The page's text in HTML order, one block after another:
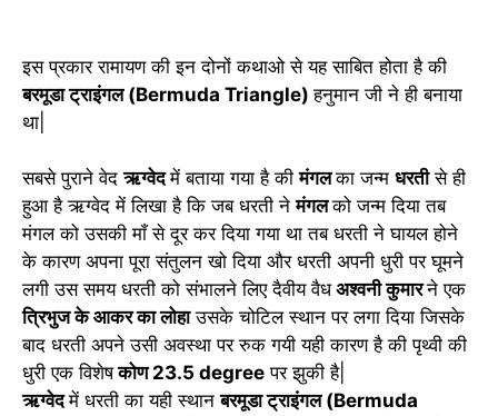
इस प्रकार रामायण की इन दोनों कथाओ से यह साबित होता है की
बरमूडा ट्राइंगल (Bermuda Triangle)हनुमान जी ने ही बनाया
था|
सबसे पुराने वेदऋग्वेदमें बताया गया है कीमंगलका जन्म धरतीसे ही
हुआ है ऋग्वेद में लिखा है कि जब धरती नेमंगलको जन्म दिया तब
मंगल को उसकी माँ से दूर कर दिया गया था तब धरती ने घायल होने
के कारण अपना पूरा संतुलन खो दिया और धरती अपनी धुरी पर घूमने
लगी उस समय धरती को संभालने लिए दैवीय वैधअश्वनी कुमारने एक
त्रिभुज के आकर का लोहाउसके चोटिल स्थान पर लगा दिया जिसके
बाद धरती अपने उसी अवस्था पर रुक गयी यही कारण है की पृथ्वी की
धुरी एक विशेषकोण 23.5 degree पर झुकी है|
ऋग्वेदमें धरती का यही स्थानबरमूडा ट्राइंगल (Bermuda